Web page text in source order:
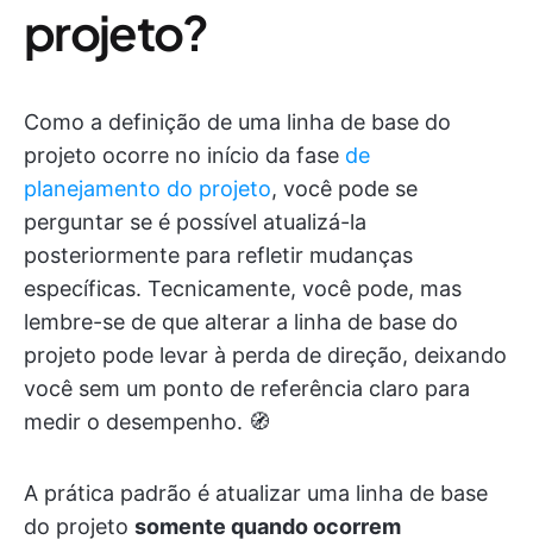
projeto?
Como a definição de uma linha de base do
projeto ocorre no início da fase de
planejamento do projeto, você pode se
perguntar se é possível atualizá-la
posteriormente para refletir mudanças
específicas. Tecnicamente, você pode, mas
lembre-se de que alterar a linha de base do
projeto pode levar à perda de direção, deixando
você sem um ponto de referência claro para
medir o desempenho. 🧭
A prática padrão é atualizar uma linha de base
do projeto somente quando ocorrem